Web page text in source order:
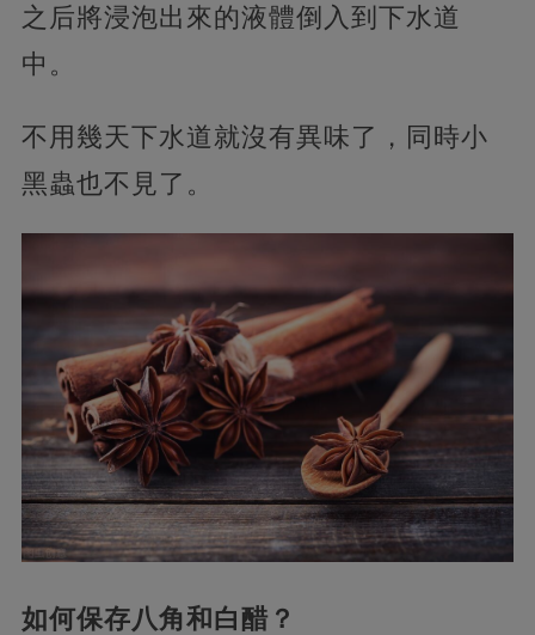
之后將浸泡出來的液體倒入到下水道
中。
不用幾天下水道就沒有異味了，同時小
黑蟲也不見了。
如何保存八角和白醋？